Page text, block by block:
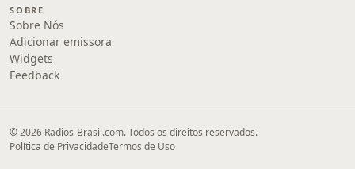
SOBRE
Sobre Nós
Adicionar emissora
Widgets
Feedback
© 2026 Radios-Brasil.com. Todos os direitos reservados.
Política de PrivacidadeTermos de Uso